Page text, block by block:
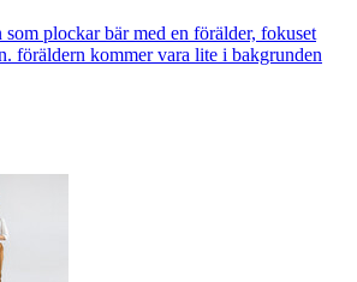
som plockar bär med en förälder, fokuset
föräldern kommer vara lite i bakgrunden